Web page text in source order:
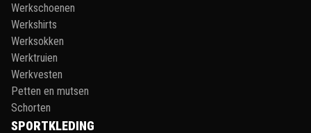
Werkschoenen
Werkshirts
Werksokken
Werktruien
Werkvesten
Petten en mutsen
Schorten
SPORTKLEDING